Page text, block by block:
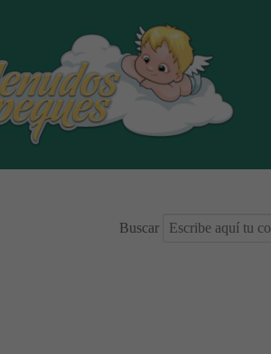
Buscar